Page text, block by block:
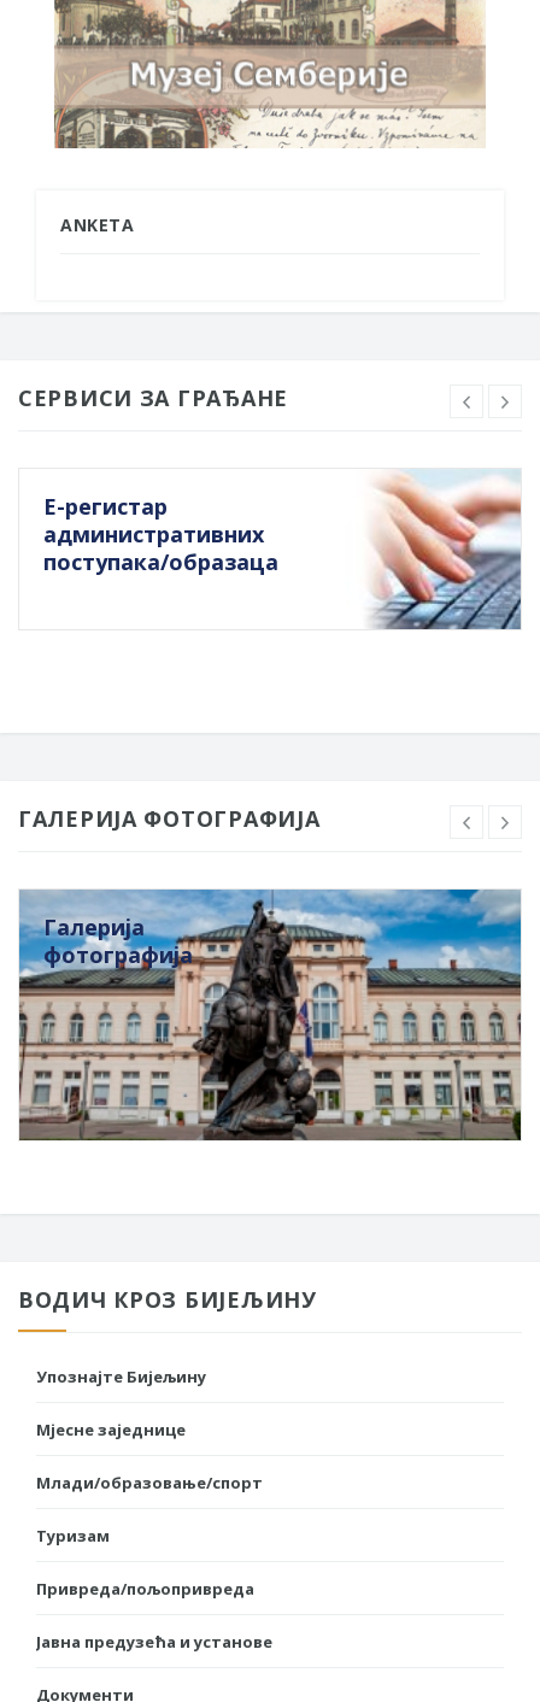
ANKETA
СЕРВИСИ ЗА ГРАЂАНЕ
Е-регистар
административних
поступака/образаца
ГАЛЕРИЈА ФОТОГРАФИЈА
Галерија
фотографија
ВОДИЧ КРОЗ БИЈЕЉИНУ
Упознајте Бијељину
Мјесне заједнице
Млади/образовање/спорт
Туризам
Привреда/пољопривреда
Јавна предузећа и установе
Документи